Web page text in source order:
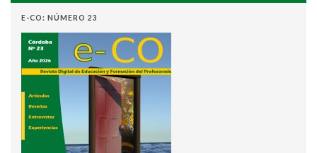
E-CO: NÚMERO 23